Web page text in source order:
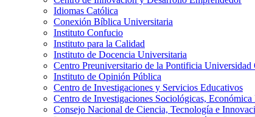
Idiomas Católica
Conexión Bíblica Universitaria
Instituto Confucio
Instituto para la Calidad
Instituto de Docencia Universitaria
Centro Preuniversitario de la Pontificia Universidad
Instituto de Opinión Pública
Centro de Investigaciones y Servicios Educativos
Centro de Investigaciones Sociológicas,
Consejo Nacional de Ciencia, Tecnología e